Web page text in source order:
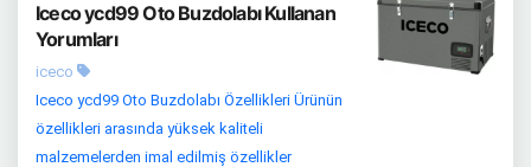
Iceco ycd99 Oto Buzdolabı Kullanan
Yorumları
iceco
Iceco ycd99 Oto Buzdolabı Özellikleri Ürünün
özellikleri arasında yüksek kaliteli
malzemelerden imal edilmiş özellikler